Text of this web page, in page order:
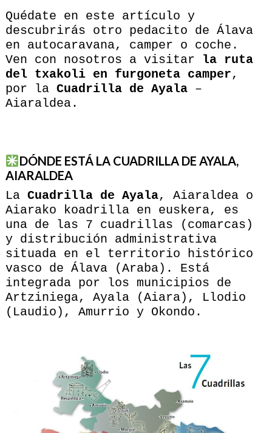
Quédate en este artículo y
descubrirás otro pedacito de Álava
en autocaravana, camper o coche.
Ven con nosotros a visitar la ruta
del txakoli en furgoneta camper,
por la Cuadrilla de Ayala–
Aiaraldea.
DÓNDE ESTÁ LA CUADRILLA DE AYALA,
AIARALDEA
La Cuadrilla de Ayala, Aiaraldea o
Aiarako koadrilla en euskera, es
una de las 7 cuadrillas (comarcas)
y distribución administrativa
situada en el territorio histórico
vasco de Álava (Araba). Está
integrada por los municipios de
Artziniega, Ayala (Aiara), Llodio
(Laudio), Amurrio y Okondo.